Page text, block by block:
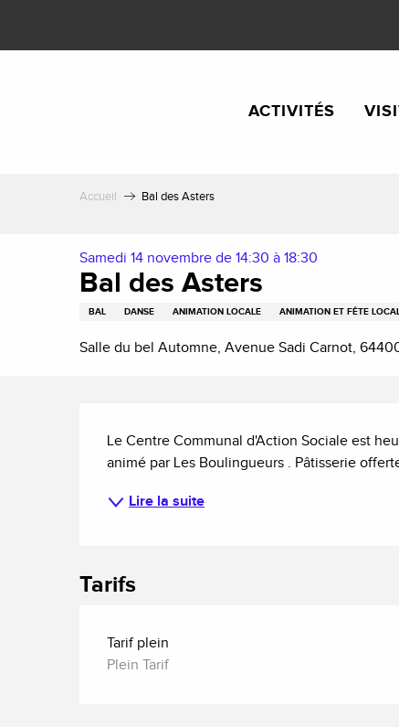
contenu
ACTIVITÉS
Accueil Bal des Asters
Samedi 14 novembre de 14:30 à 18:30
Bal des Asters
BAL DANSE ANIMATION LOCALE ANIMATION ET FÊTE
Salle du bel Automne, Avenue Sadi Carnot,
Le Centre Communal d'Action Sociale est
animé par Les Boulingueurs . Pâtisserie
Lire la suite
Tarifs
Tarif plein
Plein Tarif